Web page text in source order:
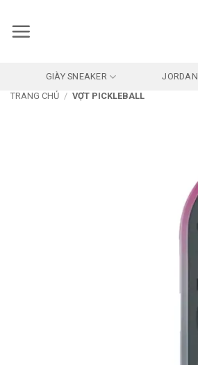
qua
GIÀY SNEAKER JORDAN
TRANG CHỦ / VỢT PICKLEBALL